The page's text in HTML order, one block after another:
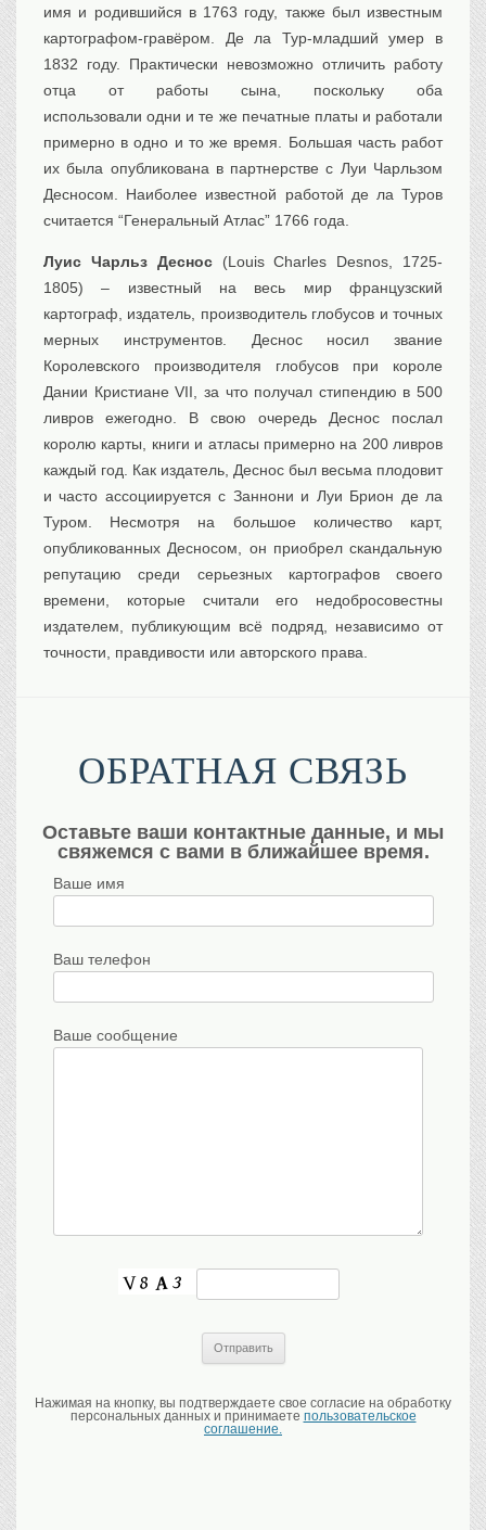
имя и родившийся в 1763 году, также был известным
картографом-гравёром. Де ла Тур-младший умер в
1832 году. Практически невозможно отличить работу
отца от работы сына, поскольку оба
использовали одни и те же печатные платы и работали
примерно в одно и то же время. Большая часть работ
их была опубликована в партнерстве с Луи Чарльзом
Десносом. Наиболее известной работой де ла Туров
считается “Генеральный Атлас” 1766 года.
Луис Чарльз Деснос(Louis Charles Desnos, 1725-
1805) – известный на весь мир французский
картограф, издатель, производитель глобусов и точных
мерных инструментов. Деснос носил звание
Королевского производителя глобусов при короле
Дании Кристиане VII, за что получал стипендию в 500
ливров ежегодно. В свою очередь Деснос послал
королю карты, книги и атласы примерно на 200 ливров
каждый год. Как издатель, Деснос был весьма плодовит
и часто ассоциируется с Заннони и Луи Брион де ла
Туром. Несмотря на большое количество карт,
опубликованных Десносом, он приобрел скандальную
репутацию среди серьезных картографов своего
времени, которые считали его недобросовестны
издателем, публикующим всё подряд, независимо от
точности, правдивости или авторского права.
ОБРАТНАЯ СВЯЗЬ
Оставьте ваши контактные данные, и мы
свяжемся с вами в ближайшее время.
Ваше имя
Ваш телефон
Ваше сообщение
Нажимая на кнопку, вы подтверждаете свое согласие на обработку
персональных данных и принимаете пользовательское
соглашение.